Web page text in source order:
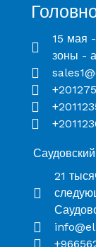
15 мая
зоны -
21